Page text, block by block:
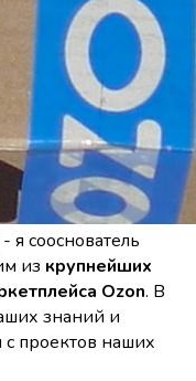
- я сооснователь
из крупнейших
Ozon. В
знаний и
проектов наших